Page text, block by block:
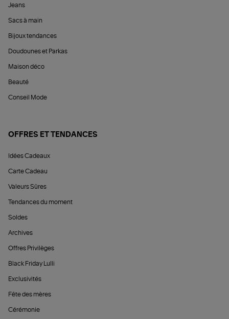
Jeans
Sacs à main
Bijoux tendances
Doudounes et Parkas
Maison déco
Beauté
Conseil Mode
OFFRES ET TENDANCES
Idées Cadeaux
Carte Cadeau
Valeurs Sûres
Tendances du moment
Soldes
Archives
Offres Privilèges
Black Friday Lulli
Exclusivités
Fête des mères
Cérémonie